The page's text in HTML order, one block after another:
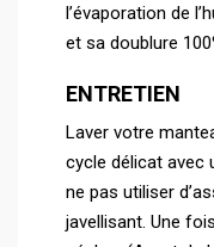
l’évaporation de
et sa doublure
ENTRETIEN
Laver votre
cycle délicat avec
ne pas utiliser
javellisant. Une